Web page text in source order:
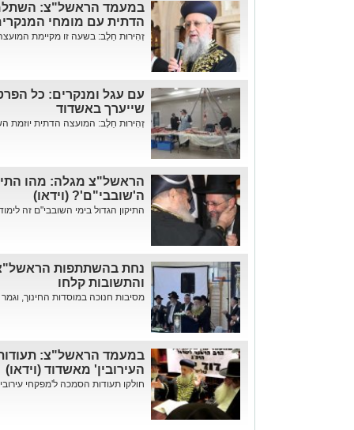
במעמד הראשל"צ:
הדתית עם מומחי
זְהִירוּת חֵלֶב: בשעה זו מקיימת
עם עגל ומנקרים: כל
שייערך באשדוד
זְהִירוּת חֵלֶב: המועצה הדתית יוזמת
הראשל"צ מגלה: מהו
ה'שובבי"ם'? (וידאו)
התיקון הגדול בימי השובבי"ם זה
נחת בהשתתפות
והתשובות קלחו
מסיבות חנוכה במוסדות החינוך,
במעמד הראשל"צ:
העירובין' מאשדוד (וידאו)
חולקו תעודות הסמכה ל'מפקחי